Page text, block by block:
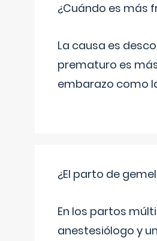
¿Cuándo es más
La causa es
prematuro es
embarazo como
¿El parto de
En los partos
anestesiólogo y